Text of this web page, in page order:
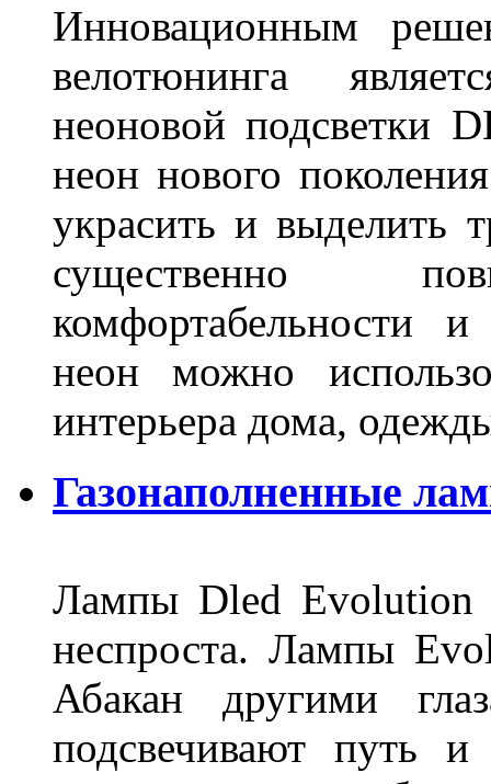
Инновационным
велотюнинга
неоновой подсветки
неон нового
украсить и выделить
существенно
комфортабельности
неон можно
интерьера дома,
Газонаполненные
Лампы Dled Evolution
неспроста. Лампы
Абакан другими
подсвечивают путь